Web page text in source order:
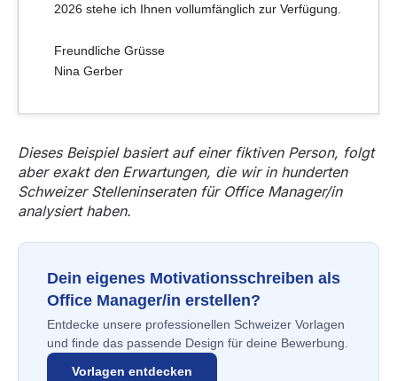
2026 stehe ich Ihnen vollumfänglich zur Verfügung.
Freundliche Grüsse
Nina Gerber
Dieses Beispiel basiert auf einer fiktiven Person, folgt
aber exakt den Erwartungen, die wir in hunderten
Schweizer Stelleninseraten für Office Manager/in
analysiert haben.
Dein eigenes Motivationsschreiben als
Office Manager/in erstellen?
Entdecke unsere professionellen Schweizer Vorlagen
und finde das passende Design für deine Bewerbung.
Vorlagen entdecken